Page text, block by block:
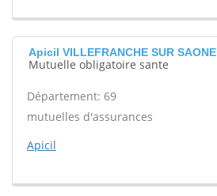
Apicil VILLEFRANCHE SUR SAONE
Mutuelle obligatoire sante
Département: 69
mutuelles d'assurances
Apicil